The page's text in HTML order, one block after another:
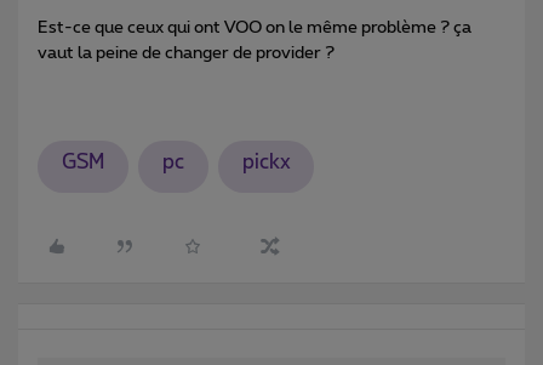
Est-ce que ceux qui ont VOO on le même problème ? ça
vaut la peine de changer de provider ?
GSM pc pickx